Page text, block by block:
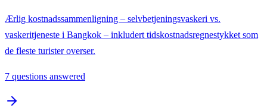
Ærlig kostnadssammenligning – selvbetjeningsvaskeri vs.
vaskeritjeneste i Bangkok – inkludert tidskostnadsregnestykket som
de fleste turister overser.
7 questions answered